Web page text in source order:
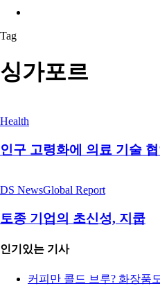
Tag
싱가포르
Health
인구 고령화에 의료 기술
DS NewsGlobal Report
토종 기업의 초신성, 지쿱
인기있는 기사
커피만 콜드 브루? 화장품